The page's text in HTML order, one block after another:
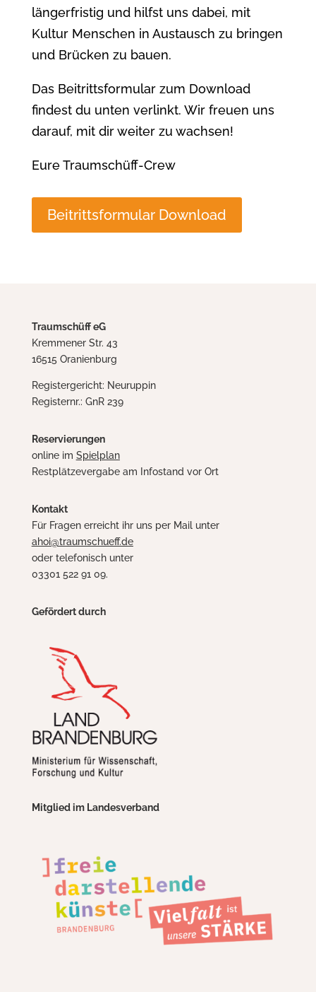
längerfristig und hilfst uns dabei, mit
Kultur Menschen in Austausch zu bringen
und Brücken zu bauen.
Das Beitrittsformular zum Download
findest du unten verlinkt. Wir freuen uns
darauf, mit dir weiter zu wachsen!
Eure Traumschüff-Crew
Beitrittsformular Download
Traumschüff eG
Kremmener Str. 43
16515 Oranienburg
Registergericht: Neuruppin
Registernr.: GnR 239
Reservierungen
online im Spielplan
Restplätzevergabe am Infostand vor Ort
Kontakt
Für Fragen erreicht ihr uns per Mail unter
ahoi@traumschueff.de
oder telefonisch unter
03301 522 91 09.
Gefördert durch
Mitglied im Landesverband